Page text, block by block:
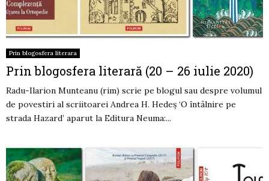
Prin blogosfera literara
Prin blogosfera literară (20 – 26 iulie 2020)
Radu-Ilarion Munteanu (rim) scrie pe blogul sau despre volumul
de povestiri al scriitoarei Andrea H. Hedeş ‘O întâlnire pe
strada Hazard’ aparut la Editura Neuma:...